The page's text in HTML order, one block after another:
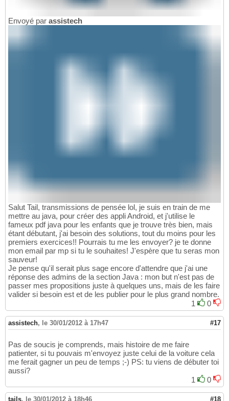
Envoyé par assistech
Salut Tail, transmissions de pensée lol, je suis en train de me
mettre au java, pour créer des appli Android, et j'utilise le
fameux pdf java pour les enfants que je trouve très bien, mais
étant débutant, j'ai besoin des solutions, tout du moins pour les
premiers exercices!! Pourrais tu me les envoyer? je te donne
mon email par mp si tu le souhaites! J'espère que tu seras mon
sauveur!
Je pense qu'il serait plus sage encore d'attendre que j'ai une
réponse des admins de la section Java : mon but n'est pas de
passer mes propositions juste à quelques uns, mais de les faire
valider si besoin est et de les publier pour le plus grand nombre.
1
0
assistech, le 30/01/2012 à 17h47 #17
Pas de soucis je comprends, mais histoire de me faire
patienter, si tu pouvais m'envoyez juste celui de la voiture cela
me ferait gagner un peu de temps ;-) PS: tu viens de débuter toi
aussi?
1
0
tails, le 30/01/2012 à 18h46 #18